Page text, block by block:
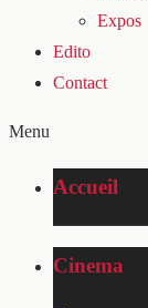
Expos
Edito
Contact
Menu
Accueil
Cinema